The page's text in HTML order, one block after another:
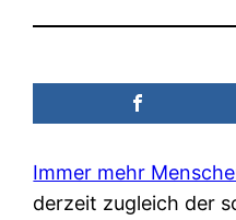
Immer mehr
derzeit zugleich der